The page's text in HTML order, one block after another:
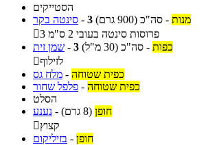
הסטייקים
סינטה בקר - 3 מנות - סה"כ (900 גרם)

3 פרוסות סינטה בעובי 2 ס"מ
שמן זית - 3 כפות - סה"כ (30 מ"ל)
לזילוף
מלח גס - כפית שטוחה
פלפל שחור - כפית שטוחה
הסלט
נענע - חופן (8 גרם)
קצוץ
בזיליקום - חופן